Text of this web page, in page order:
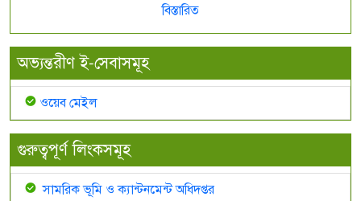
বিস্তারিত
অভ্যন্তরীণ ই-সেবাসমূহ
ওয়েব মেইল
গুরুত্বপূর্ণ লিংকসমূহ
সামরিক ভূমি ও ক্যান্টনমেন্ট অধিদপ্তর